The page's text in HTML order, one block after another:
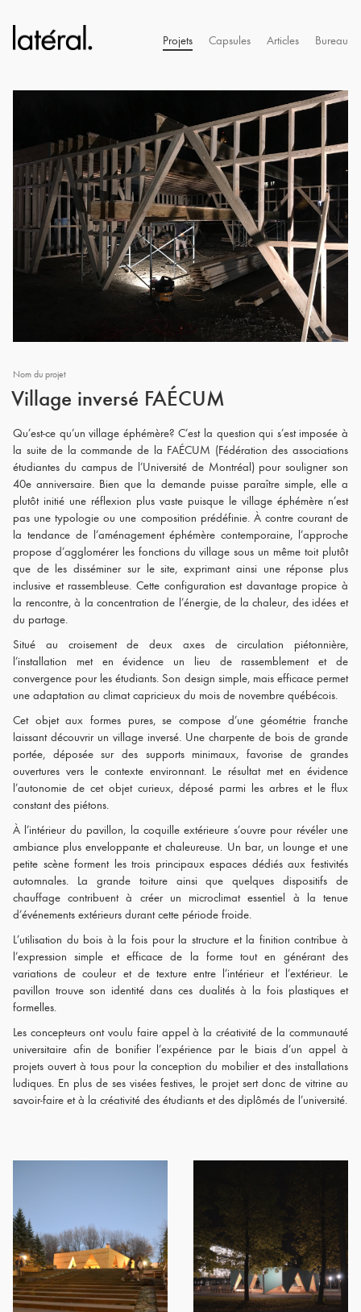
Projets Capsules Articles Bureau
Nom du projet
Village inversé FAÉCUM
Qu’est-ce qu’un village éphémère? C’est la question qui s’est imposée à
la suite de la commande de la FAÉCUM (Fédération des associations
étudiantes du campus de l’Université de Montréal) pour souligner son
40e anniversaire. Bien que la demande puisse paraître simple, elle a
plutôt initié une réflexion plus vaste puisque le village éphémère n’est
pas une typologie ou une composition prédéfinie. À contre courant de
la tendance de l’aménagement éphémère contemporaine, l’approche
propose d’agglomérer les fonctions du village sous un même toit plutôt
que de les disséminer sur le site, exprimant ainsi une réponse plus
inclusive et rassembleuse. Cette configuration est davantage propice à
la rencontre, à la concentration de l’énergie, de la chaleur, des idées et
du partage.
Situé au croisement de deux axes de circulation piétonnière,
l’installation met en évidence un lieu de rassemblement et de
convergence pour les étudiants. Son design simple, mais efficace permet
une adaptation au climat capricieux du mois de novembre québécois.
Cet objet aux formes pures, se compose d’une géométrie franche
laissant découvrir un village inversé. Une charpente de bois de grande
portée, déposée sur des supports minimaux, favorise de grandes
ouvertures vers le contexte environnant. Le résultat met en évidence
l’autonomie de cet objet curieux, déposé parmi les arbres et le flux
constant des piétons.
À l’intérieur du pavillon, la coquille extérieure s’ouvre pour révéler une
ambiance plus enveloppante et chaleureuse. Un bar, un lounge et une
petite scène forment les trois principaux espaces dédiés aux festivités
automnales. La grande toiture ainsi que quelques dispositifs de
chauffage contribuent à créer un microclimat essentiel à la tenue
d’événements extérieurs durant cette période froide.
L’utilisation du bois à la fois pour la structure et la finition contribue à
l’expression simple et efficace de la forme tout en générant des
variations de couleur et de texture entre l’intérieur et l’extérieur. Le
pavillon trouve son identité dans ces dualités à la fois plastiques et
formelles.
Les concepteurs ont voulu faire appel à la créativité de la communauté
universitaire afin de bonifier l’expérience par le biais d’un appel à
projets ouvert à tous pour la conception du mobilier et des installations
ludiques. En plus de ses visées festives, le projet sert donc de vitrine au
savoir-faire et à la créativité des étudiants et des diplômés de l’université.